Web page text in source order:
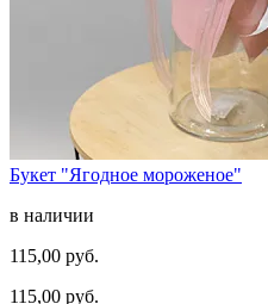
Букет "Ягодное мороженое"
в наличии
115,00 руб.
115,00 руб.